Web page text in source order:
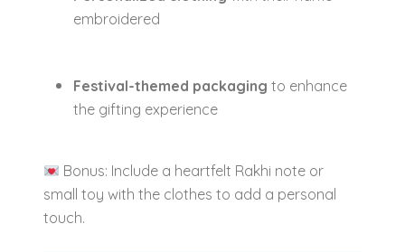
embroidered
Festival-themed packaging to enhance
the gifting experience
Bonus: Include a heartfelt Rakhi note or
small toy with the clothes to add a personal
touch.